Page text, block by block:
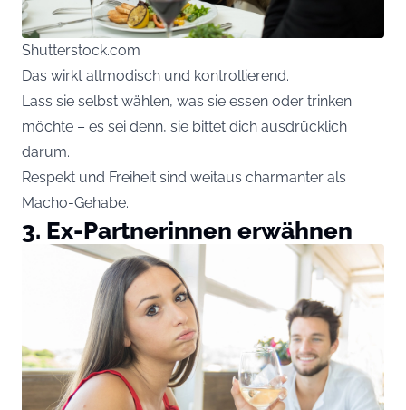
Shutterstock.com
Das wirkt altmodisch und kontrollierend.
Lass sie selbst wählen, was sie essen oder trinken
möchte – es sei denn, sie bittet dich ausdrücklich
darum.
Respekt und Freiheit sind weitaus charmanter als
Macho-Gehabe.
3. Ex-Partnerinnen erwähnen